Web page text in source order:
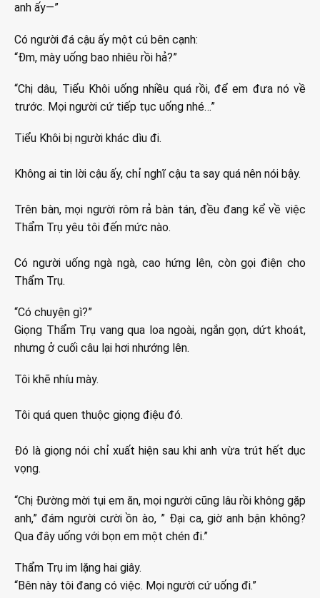
anh ấy—”
Có người đá cậu ấy một cú bên cạnh:
“Đm, mày uống bao nhiêu rồi hả?”
“Chị dâu, Tiểu Khôi uống nhiều quá rồi, để em đưa nó về
trước. Mọi người cứ tiếp tục uống nhé…”
Tiểu Khôi bị người khác dìu đi.
Không ai tin lời cậu ấy, chỉ nghĩ cậu ta say quá nên nói bậy.
Trên bàn, mọi người rôm rả bàn tán, đều đang kể về việc
Thẩm Trụ yêu tôi đến mức nào.
Có người uống ngà ngà, cao hứng lên, còn gọi điện cho
Thẩm Trụ.
“Có chuyện gì?”
Giọng Thẩm Trụ vang qua loa ngoài, ngắn gọn, dứt khoát,
nhưng ở cuối câu lại hơi nhướng lên.
Tôi khẽ nhíu mày.
Tôi quá quen thuộc giọng điệu đó.
Đó là giọng nói chỉ xuất hiện sau khi anh vừa trút hết dục
vọng.
“Chị Đường mời tụi em ăn, mọi người cũng lâu rồi không gặp
anh,” đám người cười ồn ào, ” Đại ca, giờ anh bận không?
Qua đây uống với bọn em một chén đi.”
Thẩm Trụ im lặng hai giây.
“Bên này tôi đang có việc. Mọi người cứ uống đi.”